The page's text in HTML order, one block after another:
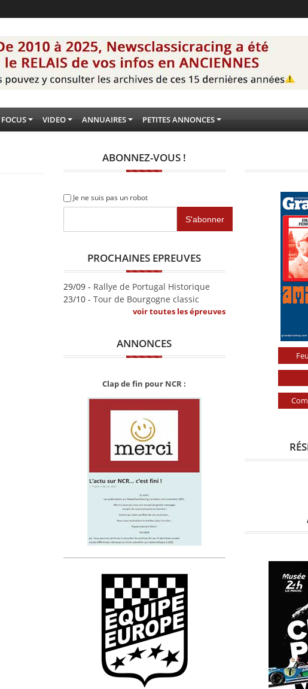
FOCUS VIDEO ANNUAIRES PETITES ANNONCES
ABONNEZ-VOUS !
Je ne suis pas un robot
PROCHAINES EPREUVES
29/09 - Rallye de Portugal Historique
23/10 - Tour de Bourgogne classic
voir toutes les épreuves
ANNONCES
Clap de fin pour NCR :